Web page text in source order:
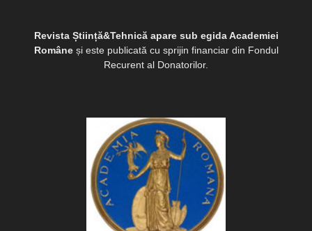
Revista Știință&Tehnică apare sub egida Academiei
Româneși este publicată cu sprijin financiar din Fondul
Recurent al Donatorilor.